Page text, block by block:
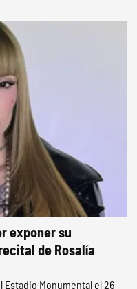
exponer su
de Rosalía